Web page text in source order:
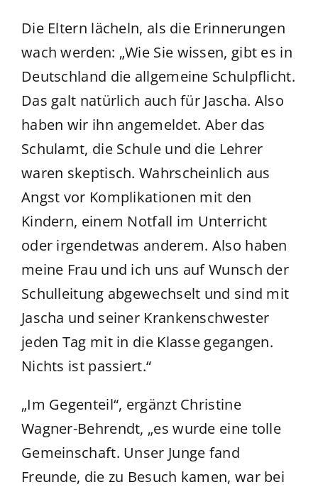
Die Eltern lächeln, als die Erinnerungen
wach werden: „Wie Sie wissen, gibt es in
Deutschland die allgemeine Schulpflicht.
Das galt natürlich auch für Jascha. Also
haben wir ihn angemeldet. Aber das
Schulamt, die Schule und die Lehrer
waren skeptisch. Wahrscheinlich aus
Angst vor Komplikationen mit den
Kindern, einem Notfall im Unterricht
oder irgendetwas anderem. Also haben
meine Frau und ich uns auf Wunsch der
Schulleitung abgewechselt und sind mit
Jascha und seiner Krankenschwester
jeden Tag mit in die Klasse gegangen.
Nichts ist passiert.“
„Im Gegenteil“, ergänzt Christine
Wagner-Behrendt, „es wurde eine tolle
Gemeinschaft. Unser Junge fand
Freunde, die zu Besuch kamen, war bei